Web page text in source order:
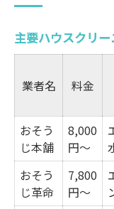
主要ハウスクリ
業者名 料金
おそう
じ本舗
8,000
円〜
おそう
じ革命
7,800
円〜